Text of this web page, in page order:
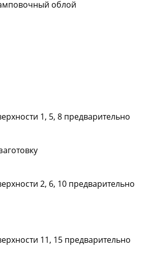
облой
1, 5, 8 предварительно
2, 6, 10 предварительно
11, 15 предварительно